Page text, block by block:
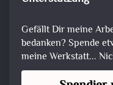
Gefällt Dir meine
bedanken? Spende
meine Werkstatt...